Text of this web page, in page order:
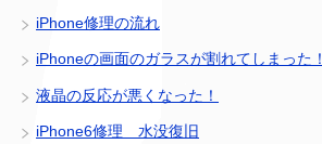
iPhone修理の流れ
iPhoneの画面のガラスが割れてしまった！
液晶の反応が悪くなった！
iPhone6修理 水没復旧